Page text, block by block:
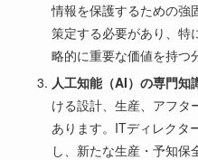
情報を保護するための強
策定する必要があり、特
略的に重要な価値を持つ
人工知能（AI）の専門知
ける設計、生産、アフタ
あります。ITディレクタ
し、新たな生産・予知